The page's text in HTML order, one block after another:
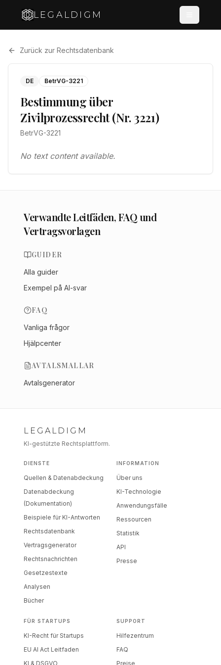
LEGALDIGM
Zurück zur Rechtsdatenbank
DE BetrVG-3221
Bestimmung über
Zivilprozessrecht (Nr. 3221)
BetrVG-3221
No text content available.
Verwandte Leitfäden, FAQ und
Vertragsvorlagen
GUIDER
Alla guider
Exempel på AI-svar
FAQ
Vanliga frågor
Hjälpcenter
AVTALSMALLAR
Avtalsgenerator
LEGALDIGM
KI-gestützte Rechtsplattform.
DIENSTE
Quellen & Datenabdeckung
Datenabdeckung
(Dokumentation)
Beispiele für KI-Antworten
Rechtsdatenbank
Vertragsgenerator
Rechtsnachrichten
Gesetzestexte
Analysen
Bücher
INFORMATION
Über uns
KI-Technologie
Anwendungsfälle
Ressourcen
Statistik
API
Presse
FÜR STARTUPS
KI-Recht für Startups
EU AI Act Leitfaden
KI & DSGVO
SUPPORT
Hilfezentrum
FAQ
Preise